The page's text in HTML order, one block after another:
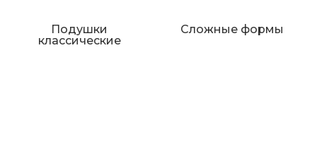
Подушки
классические
Сложные формы